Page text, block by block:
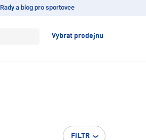
Rady a blog pro sportovce
Vybrat prodejnu
FILTR